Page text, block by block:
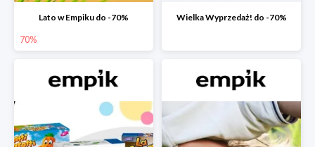
Lato w Empiku do -70%
70%
Wielka Wyprzedaż! do -70%